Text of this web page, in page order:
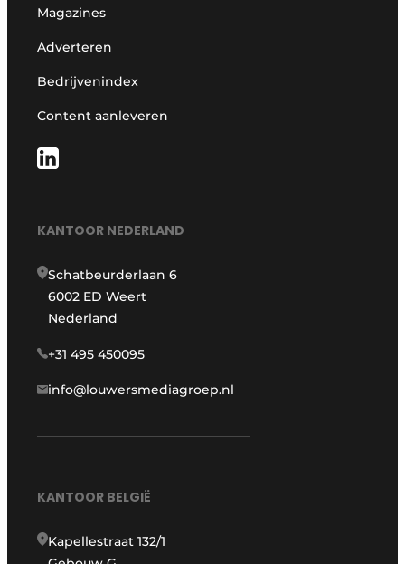
Magazines
Adverteren
Bedrijvenindex
Content aanleveren
KANTOOR NEDERLAND
Schatbeurderlaan 6
6002 ED Weert
Nederland
+31 495 450095
info@louwersmediagroep.nl
KANTOOR BELGIË
Kapellestraat 132/1